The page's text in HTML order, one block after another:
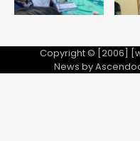
Copyright © [2006]
News by